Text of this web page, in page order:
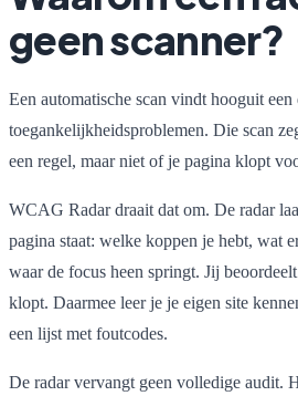
geen scanner?
Een automatische scan vindt hooguit een
toegankelijkheidsproblemen. Die scan
een regel, maar niet of je pagina klopt
WCAG Radar draait dat om. De radar
pagina staat: welke koppen je hebt, wat
waar de focus heen springt. Jij
klopt. Daarmee leer je je eigen site
een lijst met foutcodes.
De radar vervangt geen volledige audit.